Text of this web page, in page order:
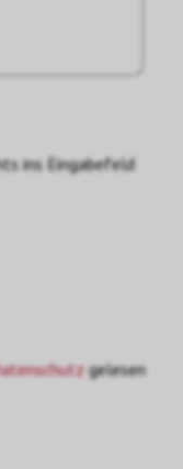
ins Eingabefeld
gelesen